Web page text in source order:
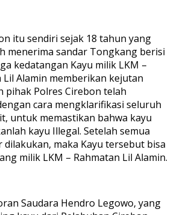
itu sendiri sejak 18 tahun yang
menerima sandar Tongkang berisi
kedatangan Kayu milik LKM –
Lil Alamin memberikan kejutan
pihak Polres Cirebon telah
cara mengklarifikasi seluruh
untuk memastikan bahwa kayu
kayu Illegal. Setelah semua
maka Kayu tersebut bisa
milik LKM – Rahmatan Lil Alamin.
Saudara Hendro Legowo, yang